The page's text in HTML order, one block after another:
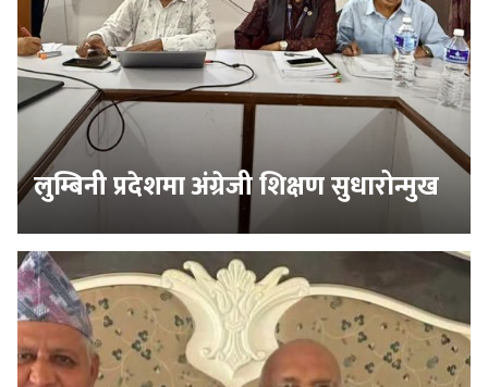
लुम्बिनी प्रदेशमा अंग्रेजी शिक्षण सुधारोन्मुख